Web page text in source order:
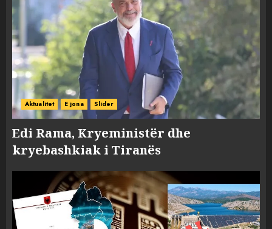
Aktualitet E jona Slider
Edi Rama, Kryeministër dhe
kryebashkiak i Tiranës